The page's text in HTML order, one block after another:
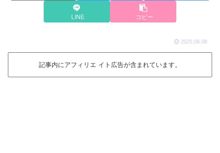
LINE コピー
2025.06.08
記事内にアフィリエ イト広告が含まれています。